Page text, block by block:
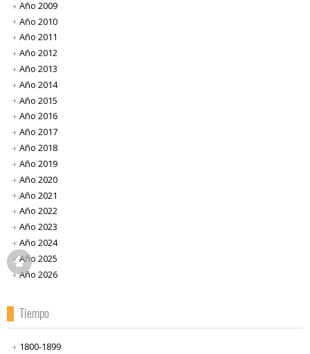
Año 2009
Año 2010
Año 2011
Año 2012
Año 2013
Año 2014
Año 2015
Año 2016
Año 2017
Año 2018
Año 2019
Año 2020
Año 2021
Año 2022
Año 2023
Año 2024
Año 2025
Año 2026
Tiempo
1800-1899